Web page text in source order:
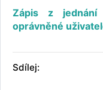
Zápis z jednání
oprávněné
Sdílej: